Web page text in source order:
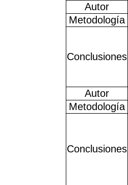
Autor
Metodología
Conclusiones
Autor
Metodología
Conclusiones